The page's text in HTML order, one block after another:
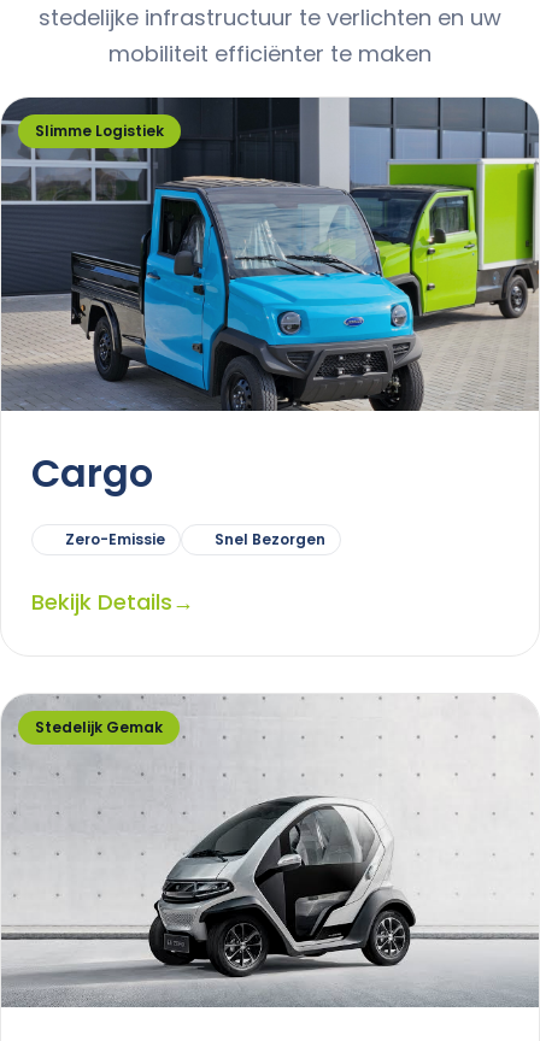
stedelijke infrastructuur te verlichten en uw
mobiliteit efficiënter te maken
Slimme Logistiek
Cargo
Zero-Emissie Snel Bezorgen
Bekijk Details→
Stedelijk Gemak